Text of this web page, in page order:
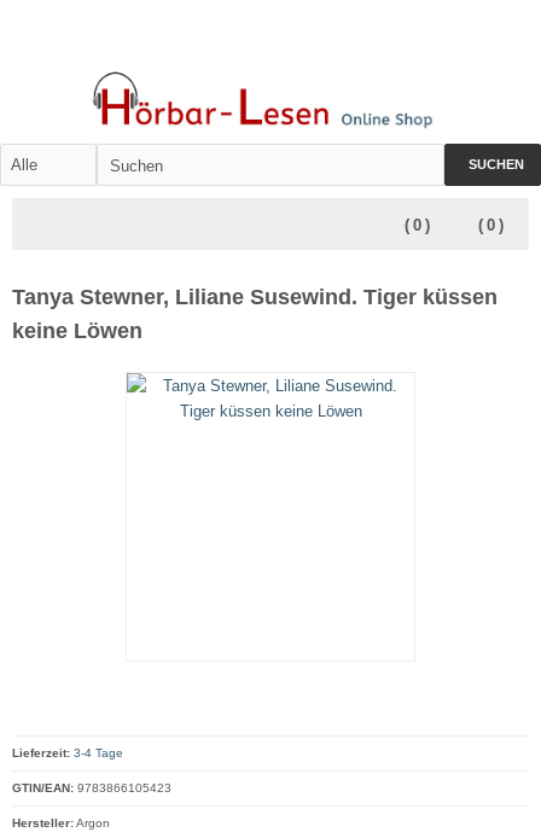
SUCHEN
( 0 )
( 0 )
Tanya Stewner, Liliane Susewind. Tiger küssen
keine Löwen
Lieferzeit: 3-4 Tage
GTIN/EAN: 9783866105423
Hersteller:Argon